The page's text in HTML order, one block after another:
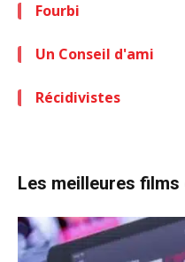
Fourbi
Un Conseil d'ami
Récidivistes
Les meilleures